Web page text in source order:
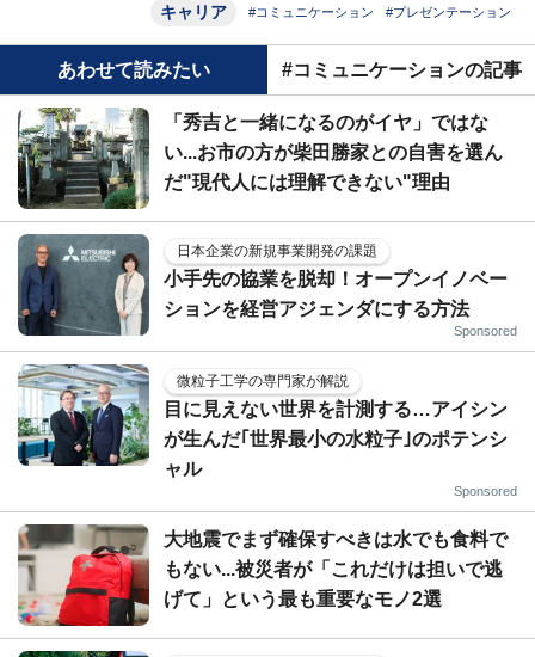
キャリア #コミュニケーション #プレゼンテーション
あわせて読みたい #コミュニケーションの記事
「秀吉と一緒になるのがイヤ」ではな
い...お市の方が柴田勝家との自害を選ん
だ"現代人には理解できない"理由
日本企業の新規事業開発の課題
小手先の協業を脱却！オープンイノベー
ションを経営アジェンダにする方法
Sponsored
微粒子工学の専門家が解説
目に見えない世界を計測する…アイシン
が生んだ｢世界最小の水粒子｣のポテンシ
ャル
Sponsored
大地震でまず確保すべきは水でも食料で
もない...被災者が「これだけは担いで逃
げて」という最も重要なモノ2選